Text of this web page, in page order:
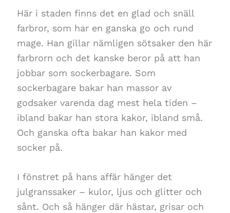
Här i staden finns det en glad och snäll
farbror, som har en ganska go och rund
mage. Han gillar nämligen sötsaker den här
farbrorn och det kanske beror på att han
jobbar som sockerbagare. Som
sockerbagare bakar han massor av
godsaker varenda dag mest hela tiden –
ibland bakar han stora kakor, ibland små.
Och ganska ofta bakar han kakor med
socker på.
I fönstret på hans affär hänger det
julgranssaker – kulor, ljus och glitter och
sånt. Och så hänger där hästar, grisar och